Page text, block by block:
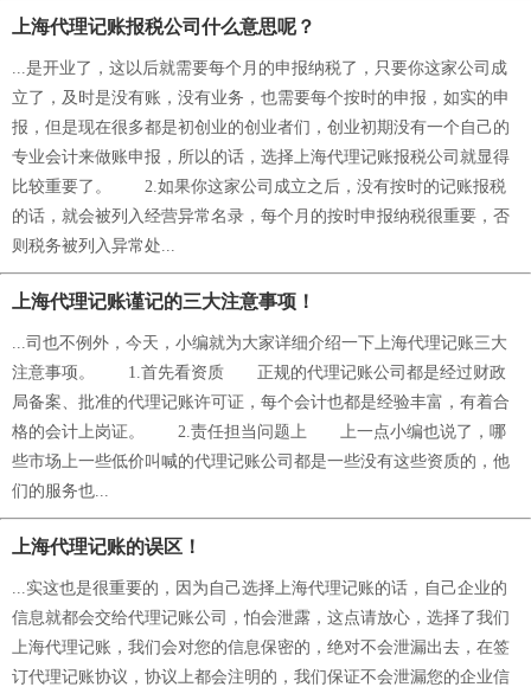
上海代理记账报税公司什么意思呢？
...是开业了，这以后就需要每个月的申报纳税了，只要你这家公司成
立了，及时是没有账，没有业务，也需要每个按时的申报，如实的申
报，但是现在很多都是初创业的创业者们，创业初期没有一个自己的
专业会计来做账申报，所以的话，选择上海代理记账报税公司就显得
比较重要了。 2.如果你这家公司成立之后，没有按时的记账报税
的话，就会被列入经营异常名录，每个月的按时申报纳税很重要，否
则税务被列入异常处...
上海代理记账谨记的三大注意事项！
...司也不例外，今天，小编就为大家详细介绍一下上海代理记账三大
注意事项。 1.首先看资质 正规的代理记账公司都是经过财政
局备案、批准的代理记账许可证，每个会计也都是经验丰富，有着合
格的会计上岗证。 2.责任担当问题上 上一点小编也说了，哪
些市场上一些低价叫喊的代理记账公司都是一些没有这些资质的，他
们的服务也...
上海代理记账的误区！
...实这也是很重要的，因为自己选择上海代理记账的话，自己企业的
信息就都会交给代理记账公司，怕会泄露，这点请放心，选择了我们
上海代理记账，我们会对您的信息保密的，绝对不会泄漏出去，在签
订代理记账协议，协议上都会注明的，我们保证不会泄漏您的企业信